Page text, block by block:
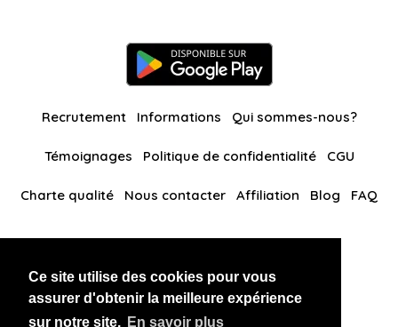
Ce site utilise des cookies pour vous
assurer d'obtenir la meilleure expérience
sur notre site. En savoir plus
Recrutement Informations Qui sommes-nous?
Témoignages Politique de confidentialité CGU
Charte qualité Nous contacter Affiliation Blog FAQ
BlackAndBeauties RussianKisses